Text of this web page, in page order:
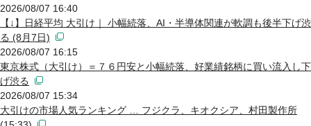
2026/08/07 16:40
【↓】日経平均 大引け｜ 小幅続落、AI・半導体関連が軟調も後半下げ渋
る (8月7日)
2026/08/07 16:15
東京株式（大引け）＝７６円安と小幅続落、好業績銘柄に買い流入し下
げ渋る
2026/08/07 15:34
大引けの市場人気ランキング … フジクラ、キオクシア、村田製作所